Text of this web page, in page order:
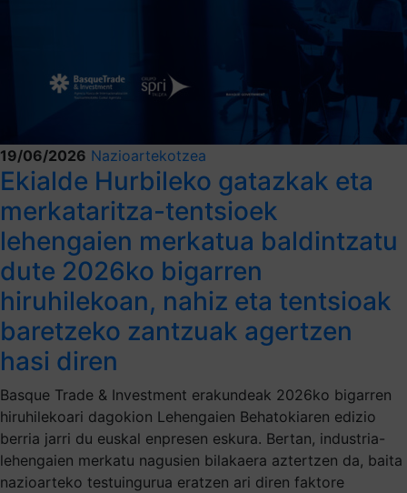
19/06/2026 Nazioartekotzea
Ekialde Hurbileko gatazkak eta
merkataritza-tentsioek
lehengaien merkatua baldintzatu
dute 2026ko bigarren
hiruhilekoan, nahiz eta tentsioak
baretzeko zantzuak agertzen
hasi diren
Basque Trade & Investment erakundeak 2026ko bigarren
hiruhilekoari dagokion Lehengaien Behatokiaren edizio
berria jarri du euskal enpresen eskura. Bertan, industria-
lehengaien merkatu nagusien bilakaera aztertzen da, baita
nazioarteko testuingurua eratzen ari diren faktore